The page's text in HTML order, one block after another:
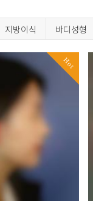
지방이식 바디성형
Hot